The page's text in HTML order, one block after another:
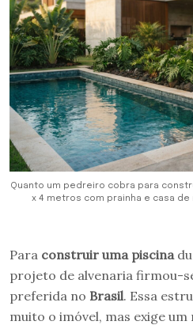
Quanto um pedreiro cobra para
x 4 metros com prainha e casa de
Para construir uma piscina
projeto de alvenaria firmou-
preferida no Brasil. Essa
muito o imóvel, mas exige